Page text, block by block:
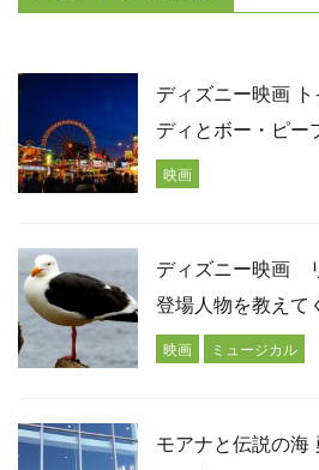
ディズニー映画
ディとボー・ピー
映画
ディズニー映画
登場人物を教えて
映画 ミュージカル
モアナと伝説の海